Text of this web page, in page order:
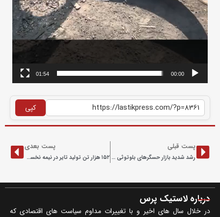
00:00
01:54
کپی
پست قبلی
رشد شدید بازار حسگرهای بلوتوثی فشار باد تایر تا ۲۰۳۳
پست بعدی
۱۵۲ هزار تن تولید تایر در نیمه نخست
درباره لاستیک پرس
در خلال سال های اخیر و با تغییرات مداوم سیاست های اقتصادی که